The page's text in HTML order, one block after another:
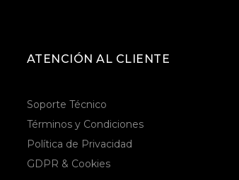
ATENCIÓN AL CLIENTE
Soporte Técnico
Términos y Condiciones
Política de Privacidad
GDPR & Cookies